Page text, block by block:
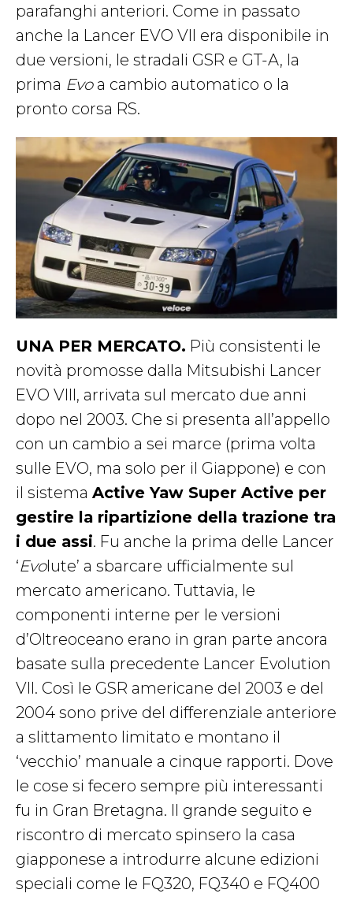
parafanghi anteriori. Come in passato
anche la Lancer EVO VII era disponibile in
due versioni, le stradali GSR e GT-A, la
prima Evoa cambio automatico o la
pronto corsa RS.
UNA PER MERCATO. Più consistenti le
novità promosse dalla Mitsubishi Lancer
EVO VIII, arrivata sul mercato due anni
dopo nel 2003. Che si presenta all’appello
con un cambio a sei marce (prima volta
sulle EVO, ma solo per il Giappone) e con
il sistema Active Yaw Super Active per
gestire la ripartizione della trazione tra
i due assi. Fu anche la prima delle Lancer
‘Evolute’ a sbarcare ufficialmente sul
mercato americano. Tuttavia, le
componenti interne per le versioni
d’Oltreoceano erano in gran parte ancora
basate sulla precedente Lancer Evolution
VII. Così le GSR americane del 2003 e del
2004 sono prive del differenziale anteriore
a slittamento limitato e montano il
‘vecchio’ manuale a cinque rapporti. Dove
le cose si fecero sempre più interessanti
fu in Gran Bretagna. Il grande seguito e
riscontro di mercato spinsero la casa
giapponese a introdurre alcune edizioni
speciali come le FQ320, FQ340 e FQ400